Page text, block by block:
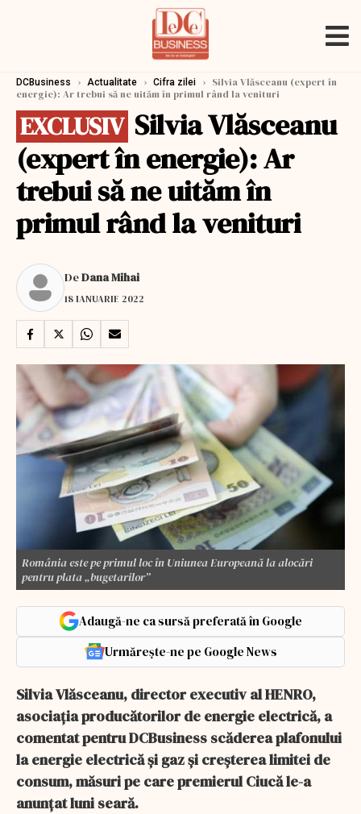
DCBusiness › Actualitate › Cifra zilei › Silvia Vlăsceanu (expert în
energie): Ar trebui să ne uităm în primul rând la venituri
EXCLUSIV Silvia Vlăsceanu
(expert în energie): Ar
trebui să ne uităm în
primul rând la venituri
DeDana Mihai
18 IANUARIE 2022
România este pe primul loc în Uniunea Europeană la alocări
pentru plata „bugetarilor”
Adaugă-ne ca sursă preferată în Google
Urmărește-ne pe Google News
Silvia Vlăsceanu, director executiv al HENRO,
asociația producătorilor de energie electrică, a
comentat pentru DCBusiness scăderea plafonului
la energie electrică şi gaz şi creşterea limitei de
consum, măsuri pe care premierul Ciucă le-a
anunțat luni seară.